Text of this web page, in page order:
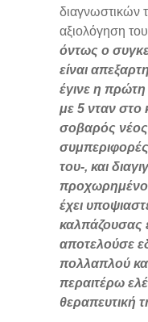
διαγνωστικών
αξιολόγηση
όντως ο
είναι
έγινε η πρώτη
με 5 νταν στο
σοβαρός
συμπεριφορές
του-, και
προχωρημένο
έχει
καλπάζουσας
αποτελούσε
πολλαπλού
περαιτέρω
θεραπευτική